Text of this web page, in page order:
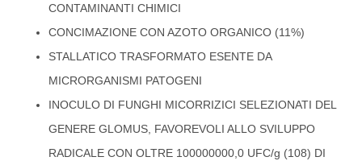
CONTAMINANTI CHIMICI
CONCIMAZIONE CON AZOTO ORGANICO (11%)
STALLATICO TRASFORMATO ESENTE DA
MICRORGANISMI PATOGENI
INOCULO DI FUNGHI MICORRIZICI SELEZIONATI DEL
GENERE GLOMUS, FAVOREVOLI ALLO SVILUPPO
RADICALE CON OLTRE 100000000,0 UFC/g (108) DI